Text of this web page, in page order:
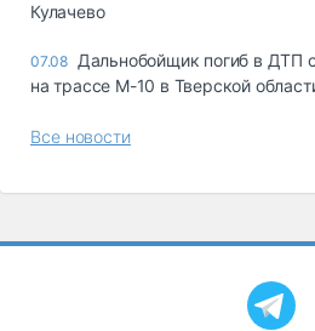
Кулачево
07.08 Дальнобойщик погиб в ДТП
на трассе М-10 в Тверской
Все новости